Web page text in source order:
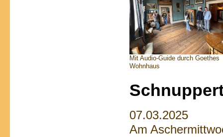
Mit Audio-Guide durch Goethes
Wohnhaus
07.03.2025
Am